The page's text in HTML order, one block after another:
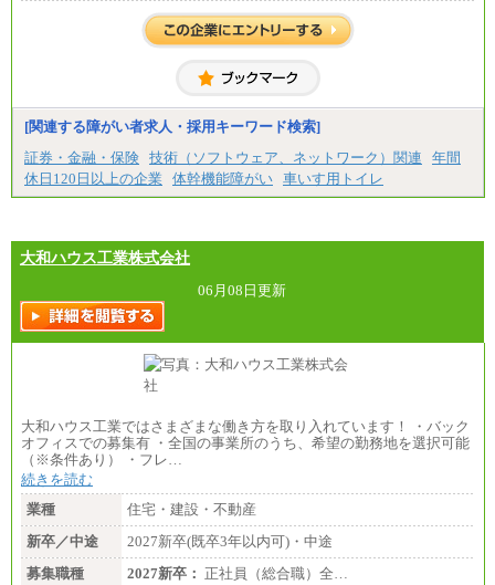
[関連する障がい者求人・採用キーワード検索]
証券・金融・保険 技術（ソフトウェア、ネットワーク）関連
年間
休日120日以上の企業
体幹機能障がい 車いす用トイレ
大和ハウス工業株式会社
06月08日更新
大和ハウス工業ではさまざまな働き方を取り入れています！ ・バック
オフィスでの募集有 ・全国の事業所のうち、希望の勤務地を選択可能
（※条件あり） ・フレ…
続きを読む
業種
住宅・建設・不動産
新卒／中途
2027新卒(既卒3年以内可)・中途
募集職種
2027新卒： 正社員（総合職）全…